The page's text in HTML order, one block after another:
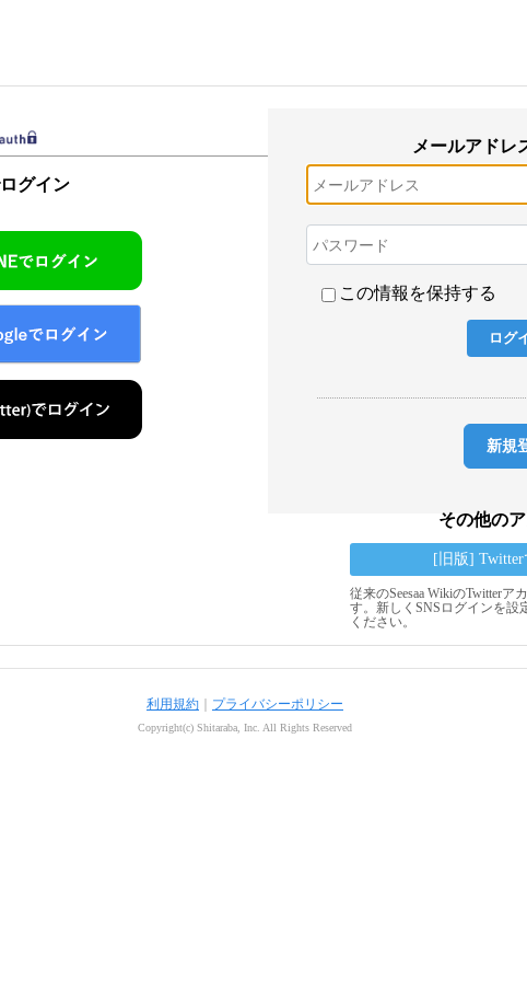
グイン
メールアドレ
この情報を保持する
新規
その他の
[旧版]
従来のSeesaa WikiのTwitterア
す。新しくSNSログインを設
ください。
利用規約 プライバシーポリシー
Copyright(c) Shitaraba, Inc. All Rights Reserved